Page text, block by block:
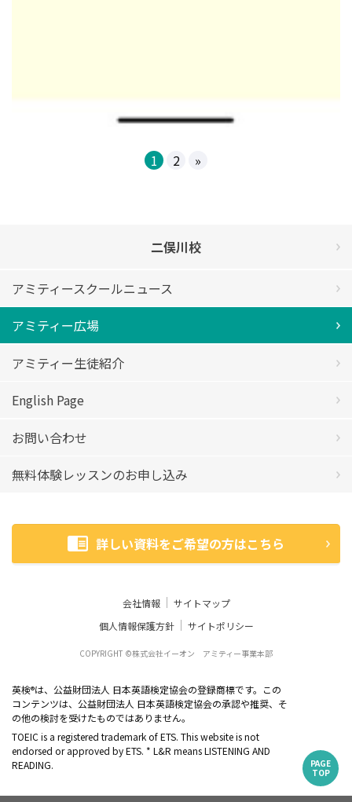
1 2 »
二俣川校
アミティースクールニュース
アミティー広場
アミティー生徒紹介
English Page
お問い合わせ
無料体験レッスンのお申し込み
PAGE
TOP
詳しい資料をご希望の方はこちら
会社情報
サイトマップ
個人情報保護方針
サイトポリシー
COPYRIGHT ©株式会社イーオン アミティー事業本部
英検®は、公益財団法人 日本英語検定協会の登録商標です。この
コンテンツは、公益財団法人 日本英語検定協会の承認や推奨、そ
の他の検討を受けたものではありません。
TOEIC is a registered trademark of ETS. This website is not
endorsed or approved by ETS. * L&R means LISTENING AND
READING.